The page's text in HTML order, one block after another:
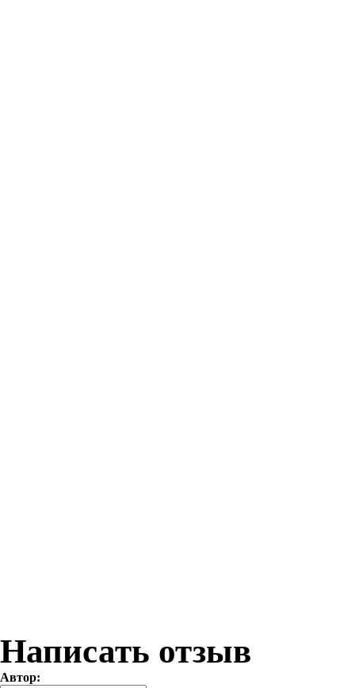
Написать отзыв
Автор: